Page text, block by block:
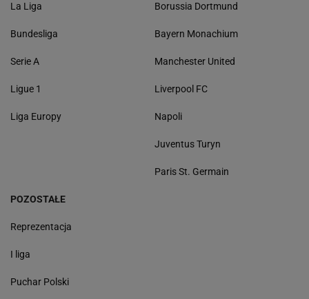
La Liga
Bundesliga
Serie A
Ligue 1
Liga Europy
Borussia Dortmund
Bayern Monachium
Manchester United
Liverpool FC
Napoli
Juventus Turyn
Paris St. Germain
POZOSTAŁE
Reprezentacja
I liga
Puchar Polski